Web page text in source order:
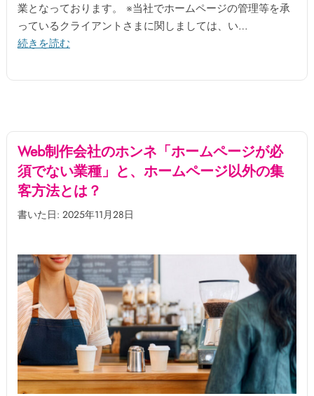
業となっております。 ※当社でホームページの管理等を承
っているクライアントさまに関しましては、い…
続きを読む
Web制作会社のホンネ「ホームページが必
須でない業種」と、ホームページ以外の集
客方法とは？
書いた日: 2025年11月28日